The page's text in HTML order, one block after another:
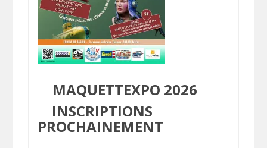
MAQUETTEXPO 2026
INSCRIPTIONS
PROCHAINEMENT